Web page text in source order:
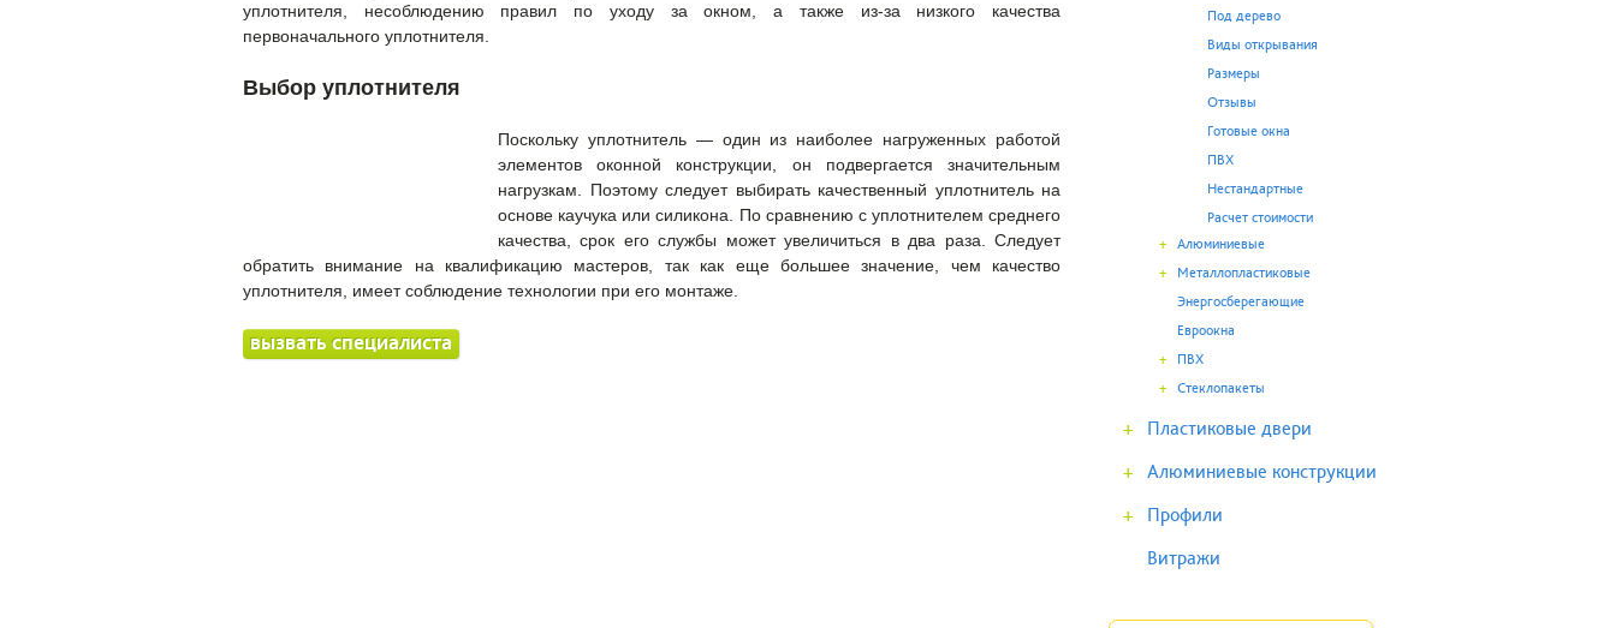
уплотнителя, несоблюдению правил по уходу за окном, а также из-за низкого качества
первоначального уплотнителя.
Выбор уплотнителя
Поскольку уплотнитель — один из наиболее нагруженных работой
элементов оконной конструкции, он подвергается значительным
нагрузкам. Поэтому следует выбирать качественный уплотнитель на
основе каучука или силикона. По сравнению с уплотнителем среднего
качества, срок его службы может увеличиться в два раза. Следует
обратить внимание на квалификацию мастеров, так как еще большее значение, чем качество
уплотнителя, имеет соблюдение технологии при его монтаже.
вызвать специалиста
Под дерево
Виды открывания
Размеры
Отзывы
Готовые окна
ПВХ
Нестандартные
Расчет стоимости
+
Алюминиевые
+
Металлопластиковые
Энергосберегающие
Евроокна
+
ПВХ
+
Стеклопакеты
+
Пластиковые двери
+
Алюминиевые конструкции
+
Профили
Витражи